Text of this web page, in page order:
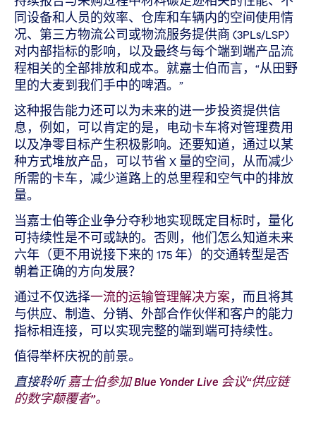
同设备和人员的效率、仓库和车辆内的空间使用情
况、第三方物流公司或物流服务提供商 (3PLs/LSP)
对内部指标的影响，以及最终与每个端到端产品流
程相关的全部排放和成本。就嘉士伯而言，“从田野
里的大麦到我们手中的啤酒。”
这种报告能力还可以为未来的进一步投资提供信
息，例如，可以肯定的是，电动卡车将对管理费用
以及净零目标产生积极影响。还要知道，通过以某
种方式堆放产品，可以节省 X 量的空间，从而减少
所需的卡车，减少道路上的总里程和空气中的排放
量。
当嘉士伯等企业争分夺秒地实现既定目标时，量化
可持续性是不可或缺的。否则，他们怎么知道未来
六年（更不用说接下来的 175 年）的交通转型是否
朝着正确的方向发展？
通过不仅选择一流的运输管理解决方案，而且将其
与供应、制造、分销、外部合作伙伴和客户的能力
指标相连接，可以实现完整的端到端可持续性。
值得举杯庆祝的前景。
直接聆听嘉士伯参加 Blue Yonder Live 会议“供应链
的数字颠覆者”。